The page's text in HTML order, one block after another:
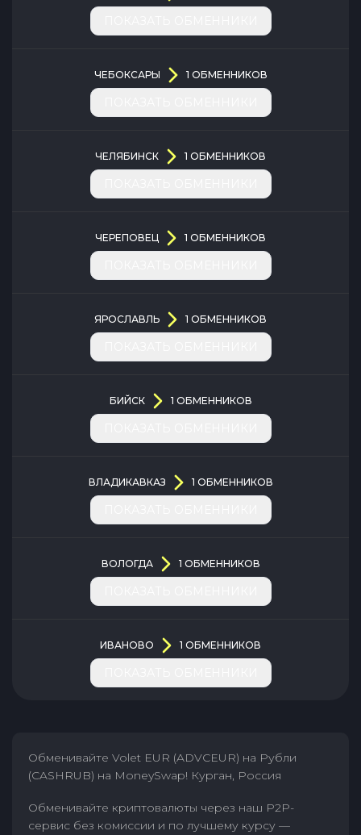
ЧЕБОКСАРЫ 1 ОБМЕННИКОВ
ЧЕЛЯБИНСК 1 ОБМЕННИКОВ
ЧЕРЕПОВЕЦ 1 ОБМЕННИКОВ
ЯРОСЛАВЛЬ 1 ОБМЕННИКОВ
БИЙСК 1 ОБМЕННИКОВ
ВЛАДИКАВКАЗ 1 ОБМЕННИКОВ
ВОЛОГДА 1 ОБМЕННИКОВ
ИВАНОВО 1 ОБМЕННИКОВ
Обменивайте Volet EUR (ADVCEUR) на Рубли
(CASHRUB) на MoneySwap! Курган, Россия
Обменивайте криптовалюты через наш P2P-
сервис без комиссии и по лучшему курсу —